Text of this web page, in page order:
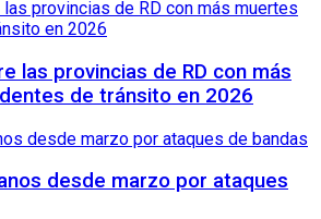
las provincias de RD con más
de tránsito en 2026
desde marzo por ataques